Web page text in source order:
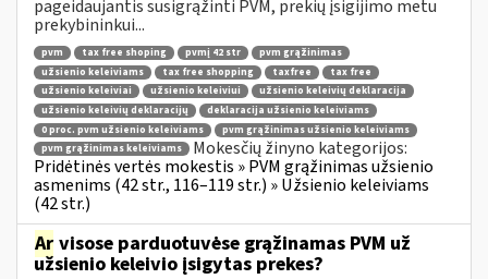
pageidaujantis susigrąžinti PVM, prekių įsigijimo metu
prekybininkui...
pvm tax free shoping pvmį 42 str
pvm grąžinimas
užsienio keleiviams
tax free shopping taxfree
tax free
užsienio keleiviai
užsienio keleiviui
užsienio keleivių deklaracija
užsienio keleivių deklaracijų
deklaracija užsienio keleiviams
0 proc. pvm užsienio keleiviams
pvm grąžinimas užsienio keleiviams
pvm grąžinimas keleiviams
Mokesčių žinyno kategorijos:
Pridėtinės vertės mokestis » PVM grąžinimas užsienio
asmenims (42 str., 116–119 str.) » Užsienio keleiviams
(42 str.)
Ar visose parduotuvėse grąžinamas PVM už
užsienio keleivio įsigytas prekes?